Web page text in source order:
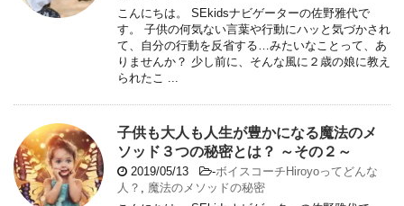
こんにちは。 SEkidsナビゲーターの佐野雅代で
す。 子供の何気ない言葉や行動にハッと気づかされ
て、自分の行動を反省する…みたいなことって、あ
りませんか？ 少し前に、そんな風に２歳の娘に教え
られたこ ...
子供も大人も人生が豊かになる魔法のメ
ソッド３つの秘密とは？ ～その２～
2019/05/13 -ボイスコーチHiroyoってどんな
人？
魔法のメソッドの秘密